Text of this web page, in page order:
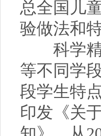
总全国儿
验做法和
科学精
等不同学
段学生特
印发《关